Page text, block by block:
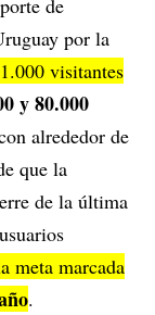
de
por la
visitantes
y 80.000
alrededor de
que la
de la última
meta marcada
.